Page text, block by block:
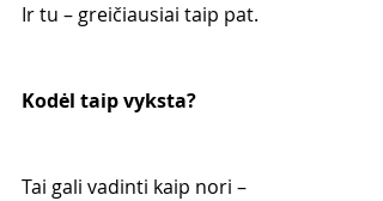
Ir tu – greičiausiai taip pat.
Kodėl taip vyksta?
Tai gali vadinti kaip nori –